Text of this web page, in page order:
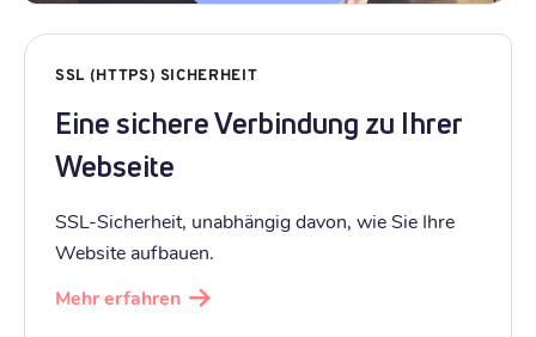
SSL (HTTPS) SICHERHEIT
Eine sichere Verbindung zu Ihrer
Webseite
SSL-Sicherheit, unabhängig davon, wie Sie Ihre
Website aufbauen.
Mehr erfahren